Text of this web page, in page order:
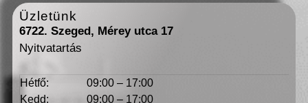
Üzletünk
6722. Szeged, Mérey utca 17
Nyitvatartás
Hétfő:
09:00 – 17:00
Kedd:
09:00 – 17:00